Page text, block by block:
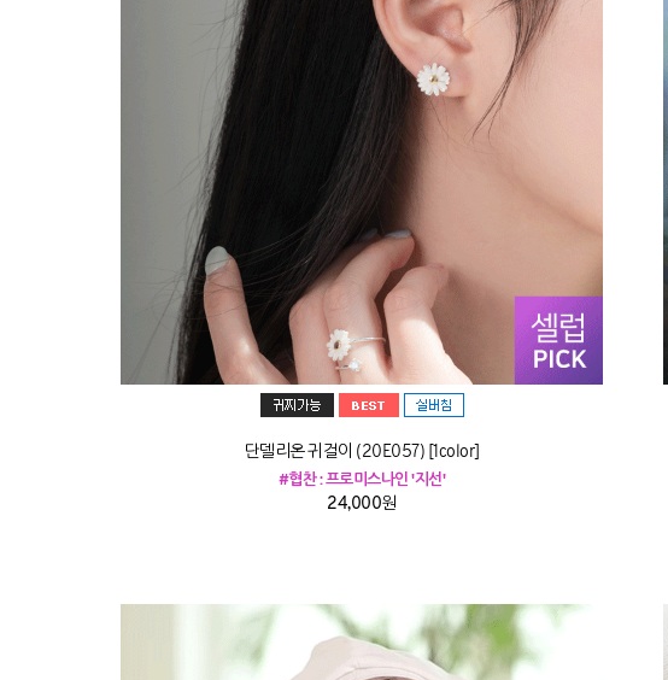
단델리온 귀걸이 (20E057) [1color]
#협찬 : 프로미스나인 '지선'
24,000원